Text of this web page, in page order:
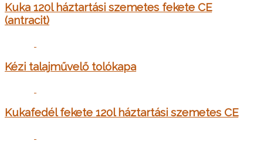
Kuka 120l háztartási szemetes fekete CE
(antracit)
Kézi talajművelő tolókapa
Kukafedél fekete 120l háztartási szemetes CE